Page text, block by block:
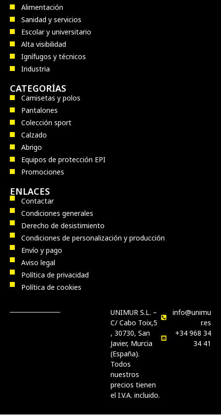
Alimentación
Sanidad y servicios
Escolar y universitario
Alta visibilidad
Ignífugos y técnicos
Industria
CATEGORÍAS
Camisetas y polos
Pantalones
Colección sport
Calzado
Abrigo
Equipos de protección EPI
Promociones
ENLACES
Contactar
Condiciones generales
Derecho de desistimiento
Condiciones de personalización y producción
Envío y pago
Aviso legal
Política de privacidad
Política de cookies
UNIMUR S.L. –
C/ Cabo Toix,5
, 30730, San
Javier, Murcia
(España).
Todos
nuestros
precios tienen
el I.V.A. incluido.
info@unimu
r.es
+34 968 34
34 41